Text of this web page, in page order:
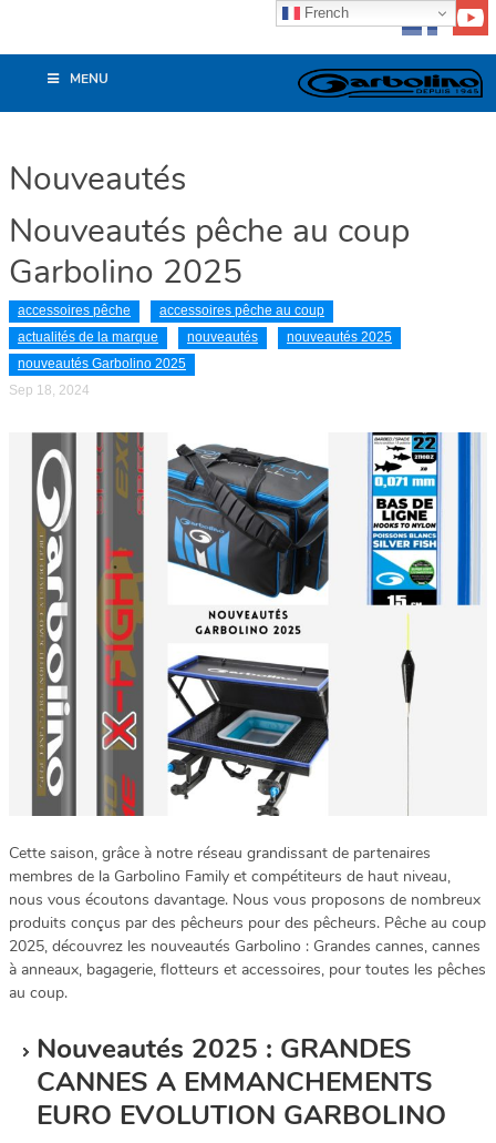
MENU
Nouveautés
Nouveautés pêche au coup
Garbolino 2025
accessoires pêche
accessoires pêche au coup
actualités de la marque
nouveautés
nouveautés 2025
nouveautés Garbolino 2025
Sep 18, 2024
Cette saison, grâce à notre réseau grandissant de partenaires
membres de la Garbolino Family et compétiteurs de haut niveau,
nous vous écoutons davantage. Nous vous proposons de nombreux
produits conçus par des pêcheurs pour des pêcheurs. Pêche au coup
2025, découvrez les nouveautés Garbolino : Grandes cannes, cannes
à anneaux, bagagerie, flotteurs et accessoires, pour toutes les pêches
au coup.
Nouveautés 2025 : GRANDES
CANNES A EMMANCHEMENTS
EURO EVOLUTION GARBOLINO
French